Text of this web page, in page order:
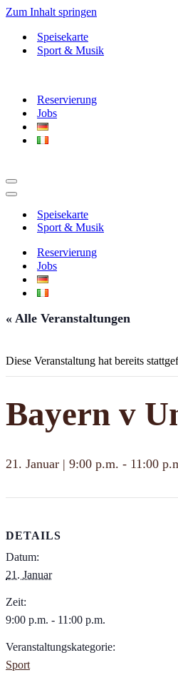
Zum Inhalt springen
Speisekarte
Sport & Musik
Reservierung
Jobs
Navigationsmenü
Navigationsmenü
Speisekarte
Sport & Musik
Reservierung
Jobs
« Alle Veranstaltungen
Diese Veranstaltung hat bereits
Bayern v
21. Januar | 9:00 p.m. - 11:00
DETAILS
Datum:
21. Januar
Zeit:
9:00 p.m. - 11:00 p.m.
Veranstaltungskategorie:
Sport